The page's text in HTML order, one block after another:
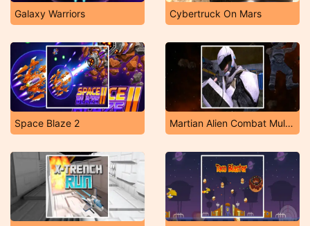
Galaxy Warriors Cybertruck On Mars
Space Blaze 2 Martian Alien Combat Multiplayer